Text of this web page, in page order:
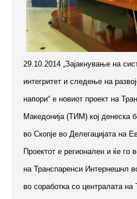
29.10.2014 „Зајакнување на
интегритет и следење на
напори“ е новиот проект на
Македонија (ТИМ) кој денеска
во Скопје во Делегацијата на
Проектот е регионален и ќе го
на Транспаренси Интернешнл
во соработка со централата